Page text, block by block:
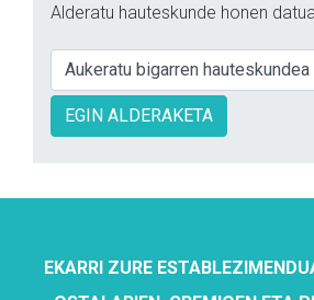
Alderatu hauteskunde honen
EGIN ALDERAKETA
EKARRI ZURE